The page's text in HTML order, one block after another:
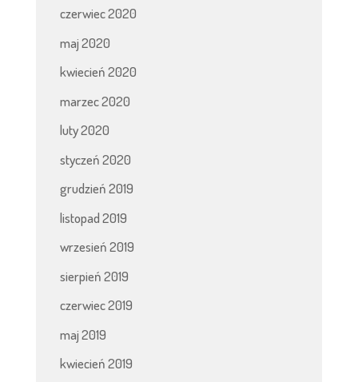
czerwiec 2020
maj 2020
kwiecień 2020
marzec 2020
luty 2020
styczeń 2020
grudzień 2019
listopad 2019
wrzesień 2019
sierpień 2019
czerwiec 2019
maj 2019
kwiecień 2019